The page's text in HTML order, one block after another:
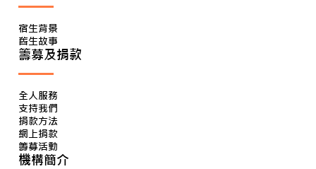
宿生背景
舊生故事
籌募及捐款
全人服務
支持我們
捐款方法
網上捐款
籌募活動
機構簡介